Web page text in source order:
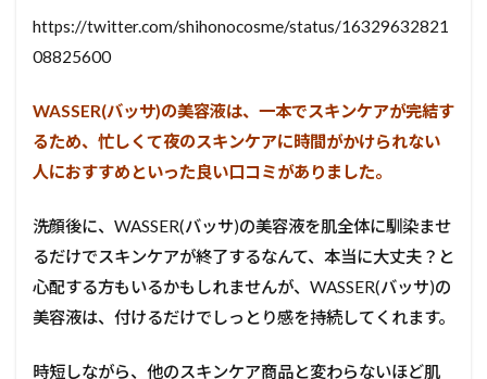
https://twitter.com/shihonocosme/status/16329632821
08825600
WASSER(バッサ)の美容液は、一本でスキンケアが完結す
るため、忙しくて夜のスキンケアに時間がかけられない
人におすすめといった良い口コミがありました。
洗顔後に、WASSER(バッサ)の美容液を肌全体に馴染ませ
るだけでスキンケアが終了するなんて、本当に大丈夫？と
心配する方もいるかもしれませんが、WASSER(バッサ)の
美容液は、付けるだけでしっとり感を持続してくれます。
時短しながら、他のスキンケア商品と変わらないほど肌